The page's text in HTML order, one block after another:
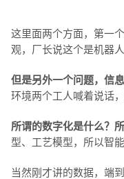
这里面两个方面，第一
观，厂长说这个是机器
但是另外一个问题，信
环境两个工人喊着说话
所谓的数字化是什么？
型、工艺模型，所以智
当然刚才讲的数据，端